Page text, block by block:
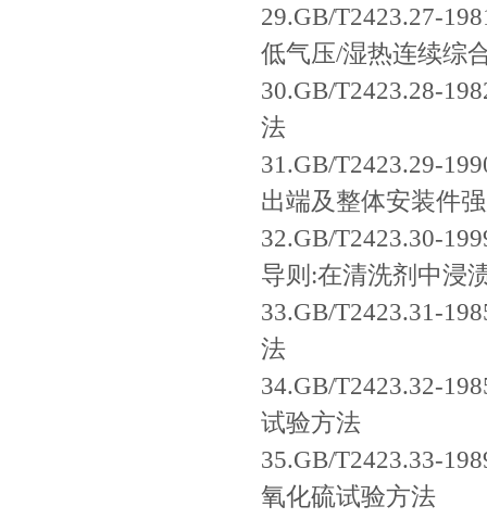
29.GB/T2423.27-
低气压/湿热连续综
30.GB/T2423.28-
法
31.GB/T2423.29-
出端及整体安装件
32.GB/T2423.30-
导则:在清洗剂中浸
33.GB/T2423.31-
法
34.GB/T2423.32-
试验方法
35.GB/T2423.33-
氧化硫试验方法